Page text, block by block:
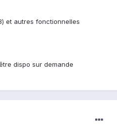
et autres fonctionnelles
dispo sur demande